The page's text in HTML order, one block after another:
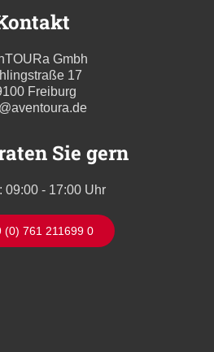
Gmbh
17
Freiburg
Sie gern
09:00 - 17:00 Uhr
(0) 761 211699 0